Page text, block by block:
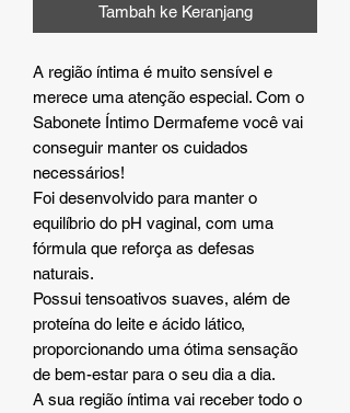
Tambah ke Keranjang
A região íntima é muito sensível e
merece uma atenção especial. Com o
Sabonete Íntimo Dermafeme você vai
conseguir manter os cuidados
necessários!
Foi desenvolvido para manter o
equilíbrio do pH vaginal, com uma
fórmula que reforça as defesas
naturais.
Possui tensoativos suaves, além de
proteína do leite e ácido lático,
proporcionando uma ótima sensação
de bem-estar para o seu dia a dia.
A sua região íntima vai receber todo o